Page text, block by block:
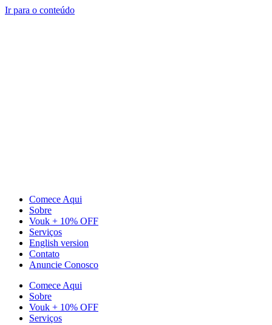
Ir para o conteúdo
Comece Aqui
Sobre
Vouk + 10% OFF
Serviços
English version
Contato
Anuncie Conosco
Comece Aqui
Sobre
Vouk + 10% OFF
Serviços